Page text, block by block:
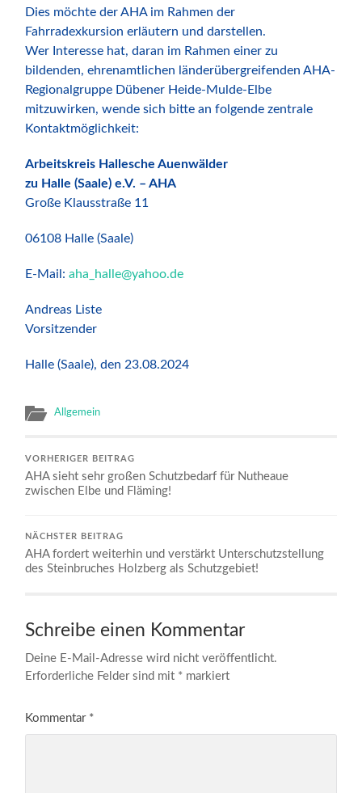
Dies möchte der AHA im Rahmen der
Fahrradexkursion erläutern und darstellen.
Wer Interesse hat, daran im Rahmen einer zu
bildenden, ehrenamtlichen länderübergreifenden AHA-
Regionalgruppe Dübener Heide-Mulde-Elbe
mitzuwirken, wende sich bitte an folgende zentrale
Kontaktmöglichkeit:
Arbeitskreis Hallesche Auenwälder
zu Halle (Saale) e.V. – AHA
Große Klausstraße 11
06108 Halle (Saale)
E-Mail:aha_halle@yahoo.de
Andreas Liste
Vorsitzender
Halle (Saale), den 23.08.2024
Allgemein
VORHERIGER BEITRAG
AHA sieht sehr großen Schutzbedarf für Nutheaue
zwischen Elbe und Fläming!
NÄCHSTER BEITRAG
AHA fordert weiterhin und verstärkt Unterschutzstellung
des Steinbruches Holzberg als Schutzgebiet!
Schreibe einen Kommentar
Deine E-Mail-Adresse wird nicht veröffentlicht.
Erforderliche Felder sind mit * markiert
Kommentar *